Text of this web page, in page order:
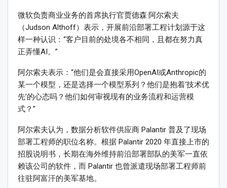
微软负责商业业务的首席执行官贾德森·阿尔索夫
（Judson Althoff）表示，开展前沿部署工程计划源于这
样一种认识：“客户目前的处境各不相同，且都在努力真
正弄懂AI。”
阿尔索夫表示：“他们是会直接采用OpenAI或Anthropic的
某一个模型，还是选择一个模型系列？他们是抱着‘技术优
先’的心态吗？他们如何审视现有的业务流程和运营模
式？”
阿尔索夫认为，数据分析软件供应商 Palantir 普及了现场
部署工程师的职位名称。根据 Palantir 2020 年直接上市的
招股说明书，长期在海外维持前沿部署部队的美军一直依
赖该公司的软件，而 Palantir 也曾派遣现场部署工程师前
往驻阿富汗的美军基地。